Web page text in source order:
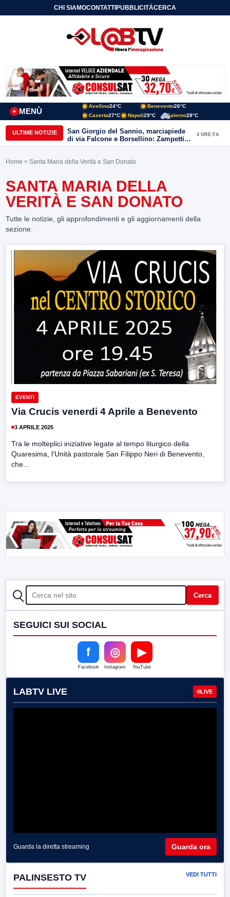
CHI SIAMOCONTATTIPUBBLICITÀCERCA
MENÙ
+
Avellino24°C Benevento26°C
Caserta27°C Napoli29°C Salerno28°C
ULTIME NOTIZIE
San Giorgio del Sannio, marciapiede
di via Falcone e Borsellino: Zampetti e
Lombardi replicano alle polemiche
4 ORE FA
Home > Santa Maria della Verità e San Donato
SANTA MARIA DELLA
VERITÀ E SAN DONATO
Tutte le notizie, gli approfondimenti e gli aggiornamenti della
sezione.
EVENTI
Via Crucis venerdi 4 Aprile a Benevento
3 APRILE 2025
Tra le molteplici iniziative legate al tempo liturgico della
Quaresima, l’Unità pastorale San Filippo Neri di Benevento,
che...
CERCA Cerca
SEGUICI SUI SOCIAL
f
Facebook
◎
Instagram
▶
YouTube
LABTV LIVE LIVE
Guarda la diretta streaming Guarda ora
PALINSESTO TV VEDI TUTTI